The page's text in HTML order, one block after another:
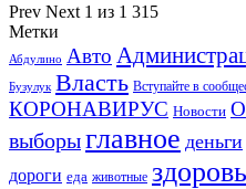
Prev Next 1 из 1 315
Метки
Абдулино Авто
Бузулук Власть Вступайте в
КОРОНАВИРУС Новости
выборыглавное деньги
дороги еда животные